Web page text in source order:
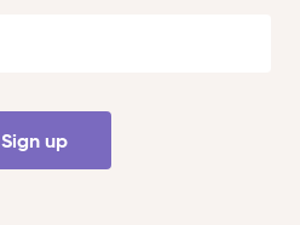
Sign up